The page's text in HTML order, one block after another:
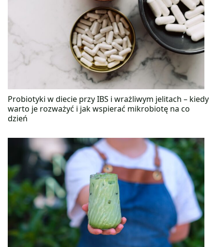
Probiotyki w diecie przy IBS i wrażliwym jelitach – kiedy
warto je rozważyć i jak wspierać mikrobiotę na co
dzień